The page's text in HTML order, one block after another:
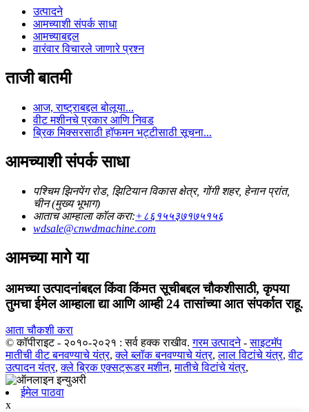
उत्पादने
आमच्याशी संपर्क साधा
आमच्याबद्दल
वारंवार विचारले जाणारे प्रश्न
ताजी बातमी
आज, राष्ट्राबद्दल बोलूया...
वीट मशीनचे प्रकार आणि निवड
ब्रिक मिक्सरसाठी हॉफमन भट्टीसाठी सूचना...
आमच्याशी संपर्क साधा
पश्चिम झिनपेंग रोड, झिटियान विकास क्षेत्र, गोंगी शहर, हेनान प्रांत,
चीन (मुख्य भूभाग)
आताच आम्हाला कॉल करा:+८६१५५३७१७५१५६
wdsale@cnwdmachine.com
आमच्या मागे या
आमच्या उत्पादनांबद्दल किंवा किंमत सूचीबद्दल चौकशीसाठी, कृपया
तुमचा ईमेल आम्हाला द्या आणि आम्ही 24 तासांच्या आत संपर्कात राहू.
आता चौकशी करा
© कॉपीराइट - २०१०-२०२१ : सर्व हक्क राखीव. गरम उत्पादने-साइटमॅप
मातीची वीट बनवण्याचे यंत्र,क्ले ब्लॉक बनवण्याचे यंत्र,लाल विटांचे यंत्र,वीट
उत्पादन यंत्र,क्ले ब्रिक एक्सट्रूडर मशीन,मातीचे विटांचे यंत्र,
ईमेल पाठवा
x